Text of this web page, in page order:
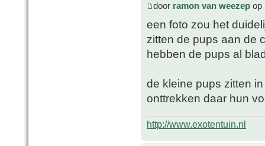
door ramon van weezep op
een foto zou het
zitten de pups aan de
hebben de pups al
de kleine pups zitten
onttrekken daar hun
http://www.exotentuin.nl